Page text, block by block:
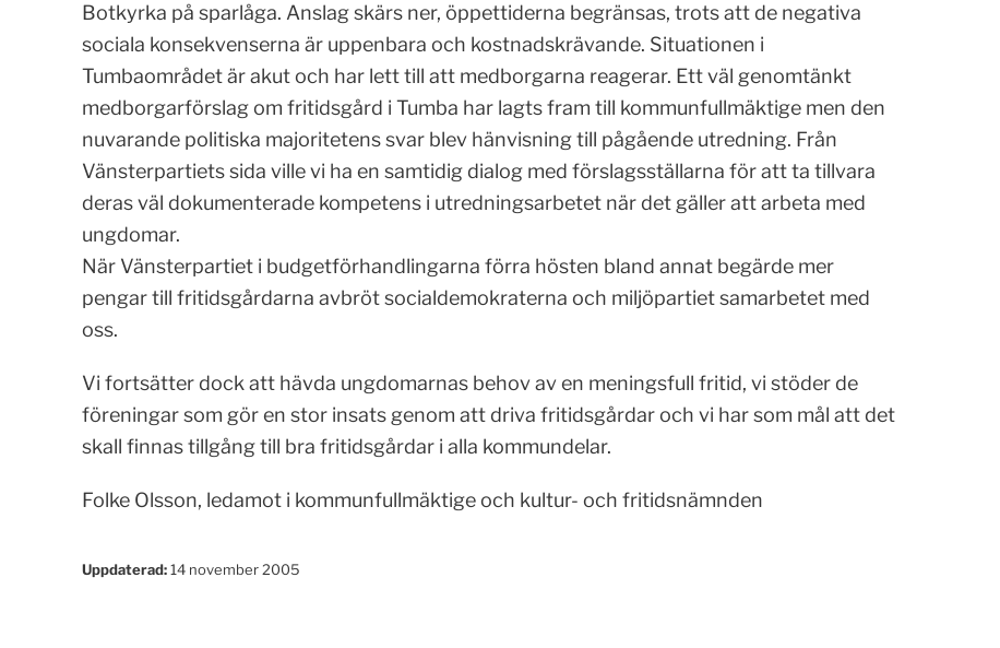
Botkyrka på sparlåga. Anslag skärs ner, öppettiderna begränsas, trots att de negativa
sociala konsekvenserna är uppenbara och kostnadskrävande. Situationen i
Tumbaområdet är akut och har lett till att medborgarna reagerar. Ett väl genomtänkt
medborgarförslag om fritidsgård i Tumba har lagts fram till kommunfullmäktige men den
nuvarande politiska majoritetens svar blev hänvisning till pågående utredning. Från
Vänsterpartiets sida ville vi ha en samtidig dialog med förslagsställarna för att ta tillvara
deras väl dokumenterade kompetens i utredningsarbetet när det gäller att arbeta med
ungdomar.
När Vänsterpartiet i budgetförhandlingarna förra hösten bland annat begärde mer
pengar till fritidsgårdarna avbröt socialdemokraterna och miljöpartiet samarbetet med
oss.
Vi fortsätter dock att hävda ungdomarnas behov av en meningsfull fritid, vi stöder de
föreningar som gör en stor insats genom att driva fritidsgårdar och vi har som mål att det
skall finnas tillgång till bra fritidsgårdar i alla kommundelar.
Folke Olsson, ledamot i kommunfullmäktige och kultur- och fritidsnämnden
Uppdaterad:14 november 2005